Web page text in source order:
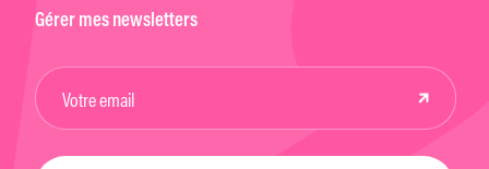
Gérer mes newsletters